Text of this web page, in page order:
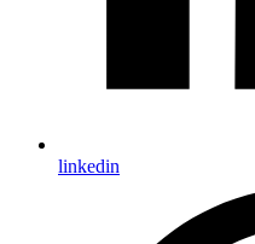
linkedin